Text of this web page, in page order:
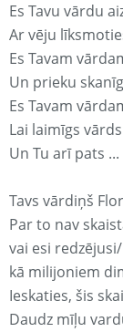
Es Tavu vārdu
Ar vēju
Es Tavam
Un prieku
Es Tavam
Lai laimīgs
Un Tu arī pats ...
Tavs vārdiņš
Par to nav
vai esi
kā milijoniem
Ieskaties, šis
Daudz mīļu